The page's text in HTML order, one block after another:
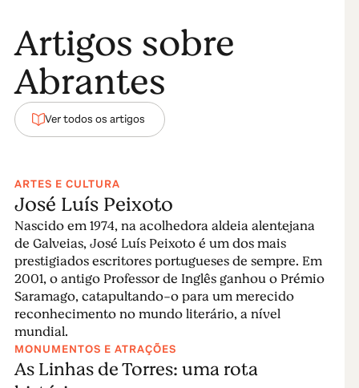
ArchDaily. Esta obra marcante é, simultaneamente,
edifício e rua.
Envolta pelo Tejo
A partir dos diversos miradouros
Pedro; Torre de Menagem; Miradouro da Penha, com
– é possível contemplar a cidade e a deslumbrante
paisagem natural envolvente, fortemente marcada
pelo rio Tejo, pela Albufeira de Castelo do Bode e pelo
rio Zêzere.
As praias fluviais da Albufeira de Castelo do Bode, da
Aldeia do Mato e de Fontes são absolutamente
imperdíveis! A Albufeira de Castelo do Bode, com mais
de 60 km de extensão, é uma das maiores bacias
hidrográficas de Portugal, sendo o local de eleição
para a prática de desportos náuticos (vela, remo,
Artigos sobre
Abrantes
Ver todos os artigos
ARTES E CULTURA
José Luís Peixoto
Nascido em 1974, na acolhedora aldeia alentejana
de Galveias, José Luís Peixoto é um dos mais
prestigiados escritores portugueses de sempre. Em
2001, o antigo Professor de Inglês ganhou o Prémio
Saramago, catapultando-o para um merecido
reconhecimento no mundo literário, a nível
mundial.
MONUMENTOS E ATRAÇÕES
As Linhas de Torres: uma rota